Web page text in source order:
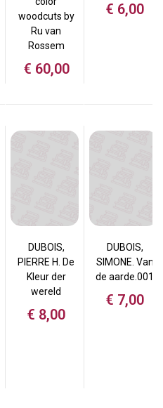
woodcuts by
Ru van
Rossem
€ 60,00
€ 6,00
DUBOIS,
PIERRE H. De
Kleur der
wereld
€ 8,00
DUBOIS,
SIMONE. Van
de aarde.001
€ 7,00